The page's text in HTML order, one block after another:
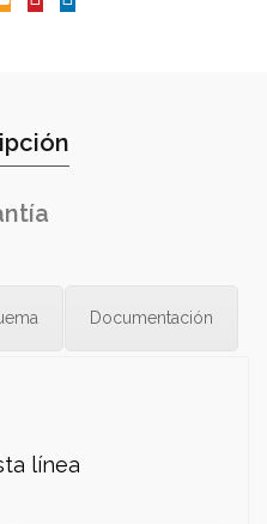
Documentación
línea